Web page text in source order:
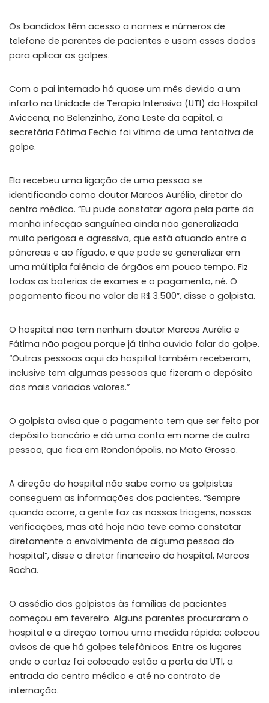
Os bandidos têm acesso a nomes e números de
telefone de parentes de pacientes e usam esses dados
para aplicar os golpes.
Com o pai internado há quase um mês devido a um
infarto na Unidade de Terapia Intensiva (UTI) do Hospital
Aviccena, no Belenzinho, Zona Leste da capital, a
secretária Fátima Fechio foi vítima de uma tentativa de
golpe.
Ela recebeu uma ligação de uma pessoa se
identificando como doutor Marcos Aurélio, diretor do
centro médico. “Eu pude constatar agora pela parte da
manhã infecção sanguínea ainda não generalizada
muito perigosa e agressiva, que está atuando entre o
pâncreas e ao fígado, e que pode se generalizar em
uma múltipla falência de órgãos em pouco tempo. Fiz
todas as baterias de exames e o pagamento, né. O
pagamento ficou no valor de R$ 3.500”, disse o golpista.
O hospital não tem nenhum doutor Marcos Aurélio e
Fátima não pagou porque já tinha ouvido falar do golpe.
“Outras pessoas aqui do hospital também receberam,
inclusive tem algumas pessoas que fizeram o depósito
dos mais variados valores.”
O golpista avisa que o pagamento tem que ser feito por
depósito bancário e dá uma conta em nome de outra
pessoa, que fica em Rondonópolis, no Mato Grosso.
A direção do hospital não sabe como os golpistas
conseguem as informações dos pacientes. “Sempre
quando ocorre, a gente faz as nossas triagens, nossas
verificações, mas até hoje não teve como constatar
diretamente o envolvimento de alguma pessoa do
hospital”, disse o diretor financeiro do hospital, Marcos
Rocha.
O assédio dos golpistas às famílias de pacientes
começou em fevereiro. Alguns parentes procuraram o
hospital e a direção tomou uma medida rápida: colocou
avisos de que há golpes telefônicos. Entre os lugares
onde o cartaz foi colocado estão a porta da UTI, a
entrada do centro médico e até no contrato de
internação.